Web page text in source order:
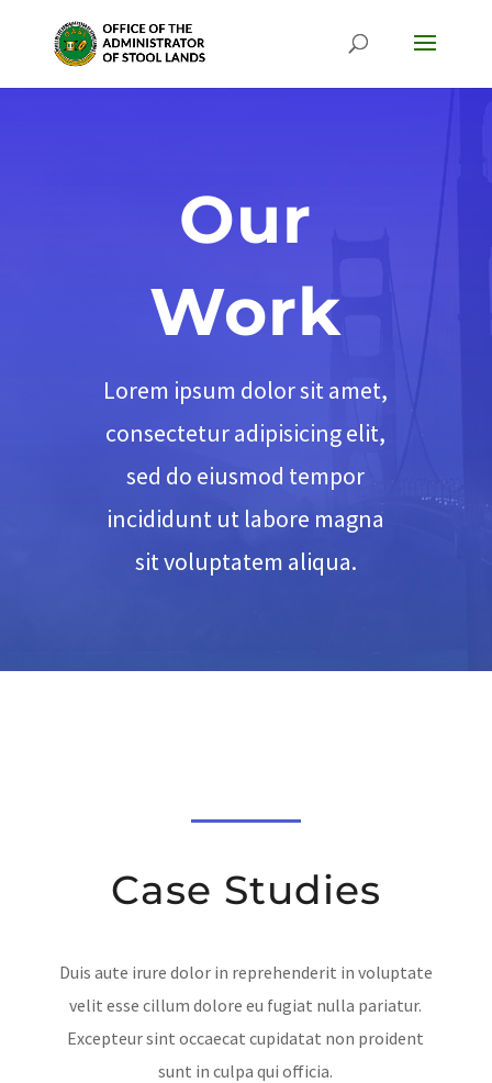
Our
Work
Lorem ipsum dolor sit amet,
consectetur adipisicing elit,
sed do eiusmod tempor
incididunt ut labore magna
sit voluptatem aliqua.
Case Studies
Duis aute irure dolor in reprehenderit in voluptate
velit esse cillum dolore eu fugiat nulla pariatur.
Excepteur sint occaecat cupidatat non proident
sunt in culpa qui officia.